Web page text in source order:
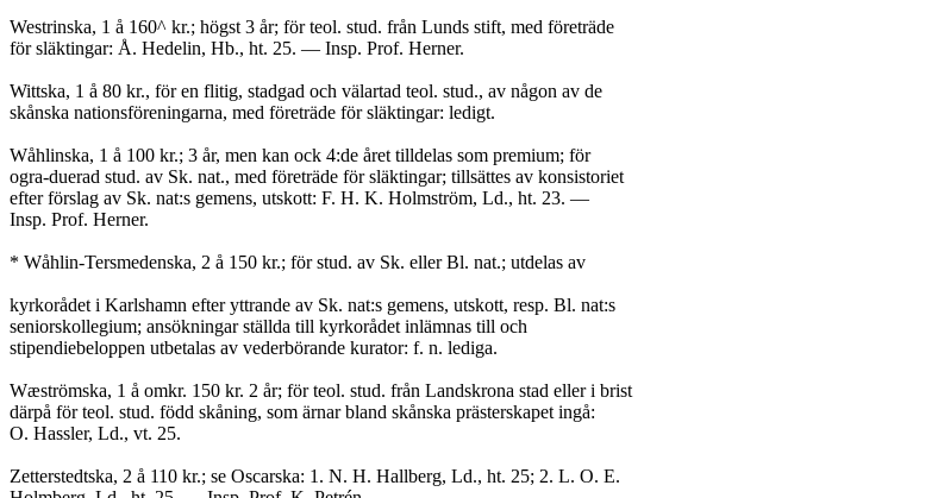
Westrinska, 1 å 160^ kr.; högst 3 år; för teol. stud. från Lunds stift, med företräde
för släktingar: Å. Hedelin, Hb., ht. 25. — Insp. Prof. Herner.
Wittska, 1 å 80 kr., för en flitig, stadgad och välartad teol. stud., av någon av de
skånska nationsföreningarna, med företräde för släktingar: ledigt.
Wåhlinska, 1 å 100 kr.; 3 år, men kan ock 4:de året tilldelas som premium; för
ogra-duerad stud. av Sk. nat., med företräde för släktingar; tillsättes av konsistoriet
efter förslag av Sk. nat:s gemens, utskott: F. H. K. Holmström, Ld., ht. 23. —
Insp. Prof. Herner.
* Wåhlin-Tersmedenska, 2 å 150 kr.; för stud. av Sk. eller Bl. nat.; utdelas av
kyrkorådet i Karlshamn efter yttrande av Sk. nat:s gemens, utskott, resp. Bl. nat:s
seniorskollegium; ansökningar ställda till kyrkorådet inlämnas till och
stipendiebeloppen utbetalas av vederbörande kurator: f. n. lediga.
Wæströmska, 1 å omkr. 150 kr. 2 år; för teol. stud. från Landskrona stad eller i brist
därpå för teol. stud. född skåning, som ärnar bland skånska prästerskapet ingå:
O. Hassler, Ld., vt. 25.
Zetterstedtska, 2 å 110 kr.; se Oscarska: 1. N. H. Hallberg, Ld., ht. 25; 2. L. O. E.